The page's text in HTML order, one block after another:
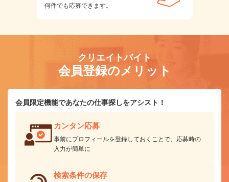
何件でも応募できます。
クリエイトバイト
会員登録のメリット
会員限定機能であなたの仕事探しをアシスト！
カンタン応募
事前にプロフィールを登録しておくことで、応募時の
入力が簡単に
検索条件の保存